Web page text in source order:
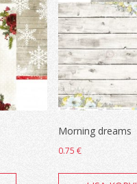
Morning dreams
0.75€